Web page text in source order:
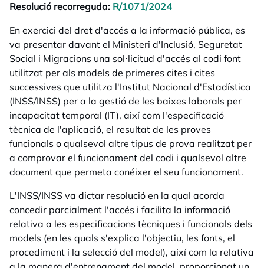
Resolució recorreguda: R/1071/2024
En exercici del dret d'accés a la informació pública, es
va presentar davant el Ministeri d'Inclusió, Seguretat
Social i Migracions una sol·licitud d'accés al codi font
utilitzat per als models de primeres cites i cites
successives que utilitza l'Institut Nacional d'Estadística
(INSS/INSS) per a la gestió de les baixes laborals per
incapacitat temporal (IT), així com l'especificació
tècnica de l'aplicació, el resultat de les proves
funcionals o qualsevol altre tipus de prova realitzat per
a comprovar el funcionament del codi i qualsevol altre
document que permeta conéixer el seu funcionament.
L'INSS/INSS va dictar resolució en la qual acorda
concedir parcialment l'accés i facilita la informació
relativa a les especificacions tècniques i funcionals dels
models (en les quals s'explica l'objectiu, les fonts, el
procediment i la selecció del model), així com la relativa